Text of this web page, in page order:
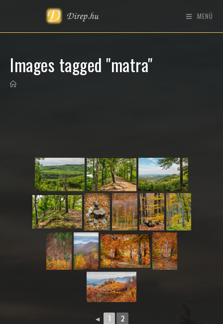
MENÜ
Images tagged "matra"
◄ 1 2